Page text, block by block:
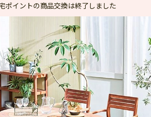
ポイントの商品交換は終了しました